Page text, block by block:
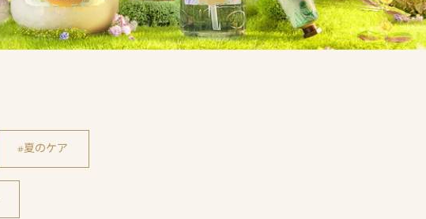
#夏のケア